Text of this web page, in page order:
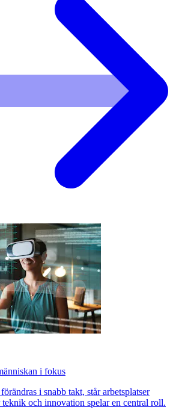
i fokus
i snabb takt, står arbetsplatser
och innovation spelar en central roll.